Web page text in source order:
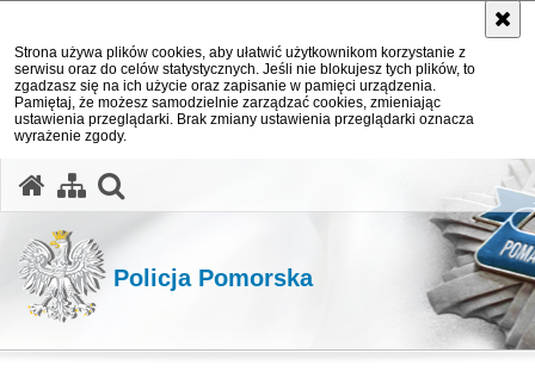
Strona używa plików cookies, aby ułatwić użytkownikom korzystanie z
serwisu oraz do celów statystycznych. Jeśli nie blokujesz tych plików, to
zgadzasz się na ich użycie oraz zapisanie w pamięci urządzenia.
Pamiętaj, że możesz samodzielnie zarządzać cookies, zmieniając
ustawienia przeglądarki. Brak zmiany ustawienia przeglądarki oznacza
wyrażenie zgody.
Policja Pomorska